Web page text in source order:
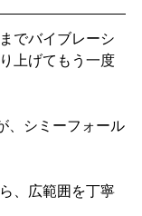
でバイブレーシ
上げてもう一度
、シミーフォール
、広範囲を丁寧